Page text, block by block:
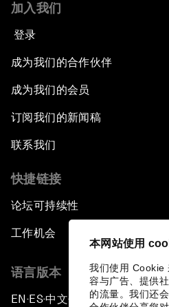
本网站使用
我们使用 Cookie
容与广告、提供
的流量。我们还
加入我们
登录
成为我们的合作伙伴
成为我们的会员
订阅我们的新闻稿
联系我们
快捷链接
论坛可持续性
工作机会
语言版本
EN ▪ES▪中文▪ 日本語